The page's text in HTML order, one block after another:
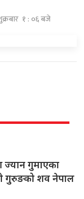
१ : ०६ बजे
ज्यान गुमाएका
गुरुङको शव नेपाल